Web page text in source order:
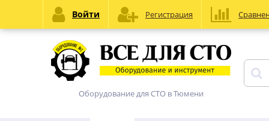
Оборудование для СТО в Тюмени
Войти Регистрация